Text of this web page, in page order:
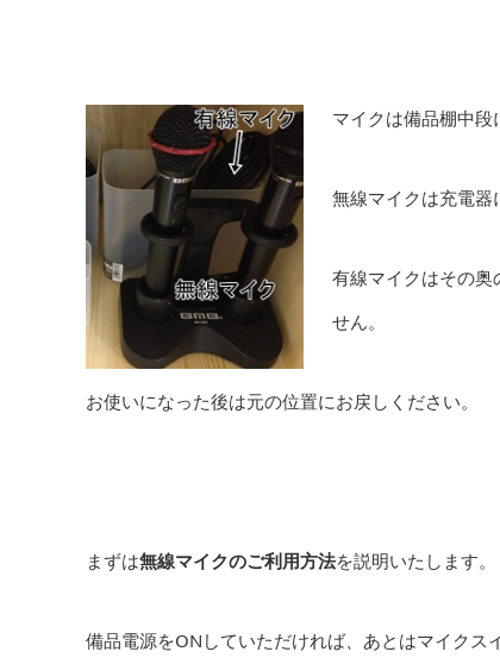
マイクは備品棚中段
無線マイクは充電器
有線マイクはその奥
せん。
お使いになった後は元の位置にお戻しください。
まずは無線マイクのご利用方法を説明いたします。
備品電源をONしていただければ、あとはマイクス